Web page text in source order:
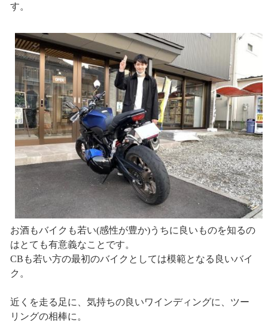
す。
お酒もバイクも若い(感性が豊か)うちに良いものを知るの
はとても有意義なことです。
CBも若い方の最初のバイクとしては模範となる良いバイ
ク。
近くを走る足に、気持ちの良いワインディングに、ツー
リングの相棒に。